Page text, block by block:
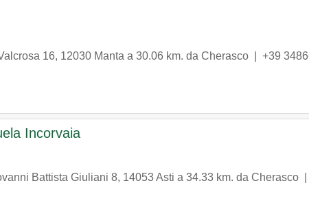
16, 12030 Manta a 30.06 km. da Cherasco | +39
Incorvaia
Battista Giuliani 8, 14053Asti a 34.33 km. da Cherasco |